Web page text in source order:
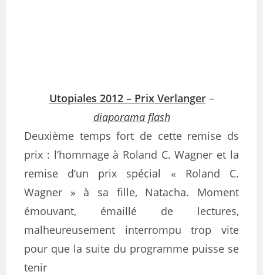
Utopiales 2012 – Prix Verlanger–
diaporama flash
Deuxième temps fort de cette remise ds
prix : l’hommage à Roland C. Wagner et la
remise d’un prix spécial « Roland C.
Wagner » à sa fille, Natacha. Moment
émouvant, émaillé de lectures,
malheureusement interrompu trop vite
pour que la suite du programme puisse se
tenir